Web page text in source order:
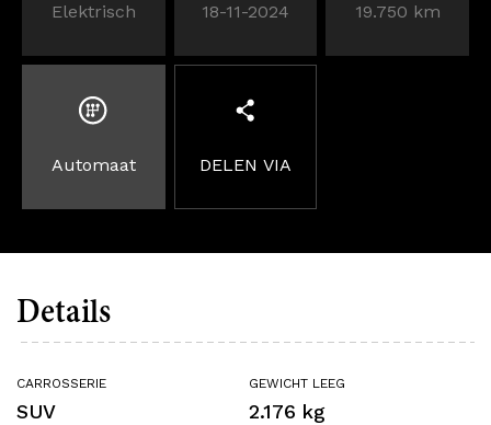
Elektrisch 18-11-2024 19.750 km
Automaat DELEN VIA
Details
CARROSSERIE
SUV
GEWICHT LEEG
2.176 kg